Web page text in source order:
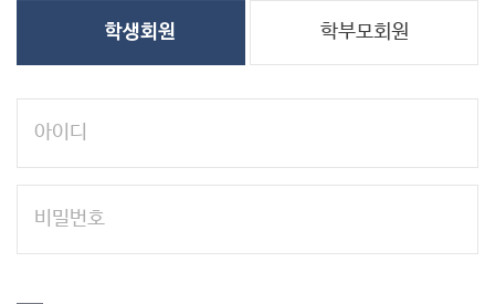
학생회원 학부모회원